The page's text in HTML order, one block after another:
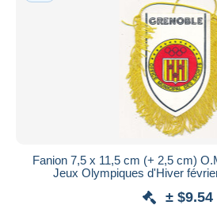
Fanion 7,5 x 11,5 cm (+ 2,5 cm)
Jeux Olympiques d'Hiver
± $9.54